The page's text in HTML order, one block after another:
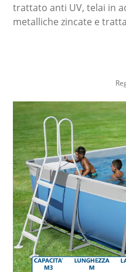
trattato anti UV, telai in
metalliche zincate e